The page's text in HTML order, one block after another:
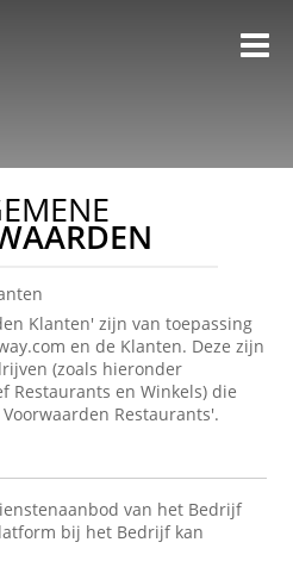
Klanten' zijn van toepassing
en de Klanten. Deze zijn
(zoals hieronder
Restaurants en Winkels) die
Restaurants'.
van het Bedrijf
bij het Bedrijf kan